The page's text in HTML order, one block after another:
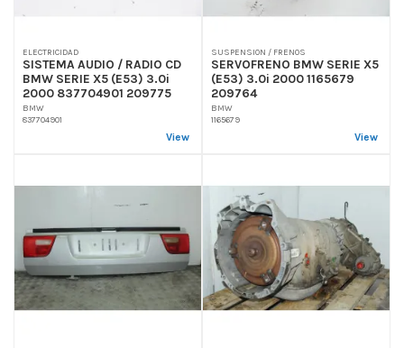
ELECTRICIDAD
SISTEMA AUDIO / RADIO CD
BMW SERIE X5 (E53) 3.0i
2000 837704901 209775
BMW
837704901
View
SUSPENSION / FRENOS
SERVOFRENO BMW SERIE X5
(E53) 3.0i 2000 1165679
209764
BMW
1165679
View